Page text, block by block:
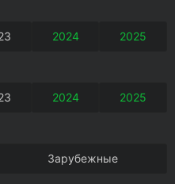
2024 2025
2024 2025
Зарубежные